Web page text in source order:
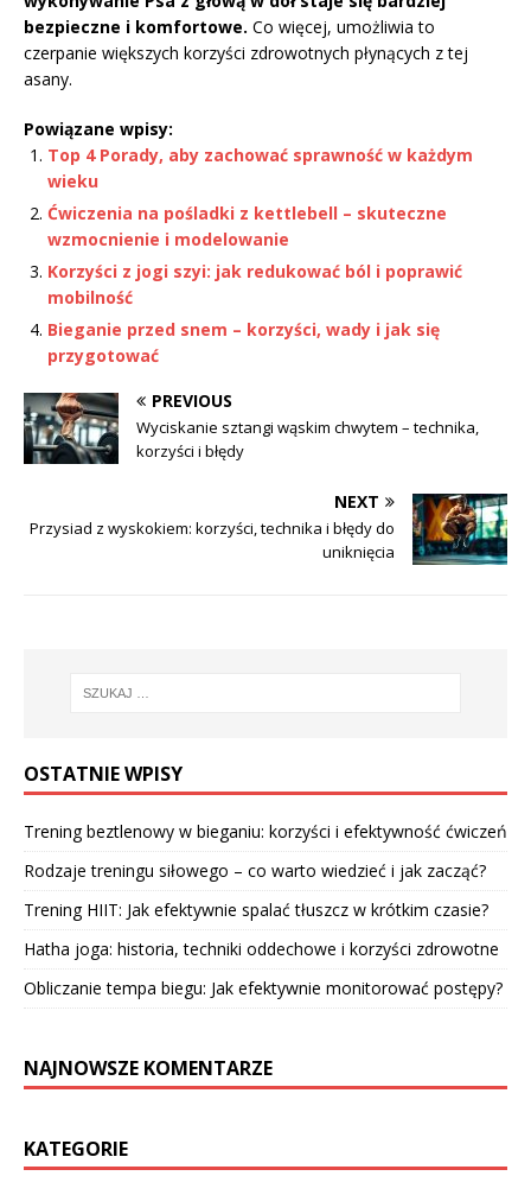
bezpieczne i komfortowe. Co więcej, umożliwia to
czerpanie większych korzyści zdrowotnych płynących z tej
asany.
Powiązane wpisy:
Top 4 Porady, aby zachować sprawność w każdym
wieku
Ćwiczenia na pośladki z kettlebell – skuteczne
wzmocnienie i modelowanie
Korzyści z jogi szyi: jak redukować ból i poprawić
mobilność
Bieganie przed snem – korzyści, wady i jak się
przygotować
PREVIOUS
Wyciskanie sztangi wąskim chwytem – technika,
korzyści i błędy
NEXT
Przysiad z wyskokiem: korzyści, technika i błędy do
uniknięcia
OSTATNIE WPISY
Trening beztlenowy w bieganiu: korzyści i efektywność ćwiczeń
Rodzaje treningu siłowego – co warto wiedzieć i jak zacząć?
Trening HIIT: Jak efektywnie spalać tłuszcz w krótkim czasie?
Hatha joga: historia, techniki oddechowe i korzyści zdrowotne
Obliczanie tempa biegu: Jak efektywnie monitorować postępy?
NAJNOWSZE KOMENTARZE
KATEGORIE